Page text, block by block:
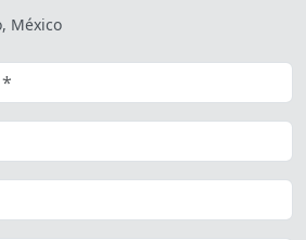
México